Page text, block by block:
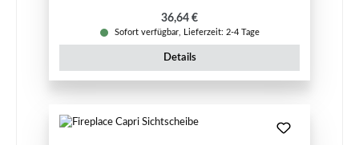
Regulärer Preis:
36,64 €
Sofort verfügbar, Lieferzeit: 2-4 Tage
Details